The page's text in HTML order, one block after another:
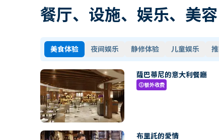
餐厅、设施、娱乐、美容
美食体验 夜间娱乐 静修体验 儿童娱乐
薩巴蒂尼的意大利餐廳
paid额外收费
布里託的愛情